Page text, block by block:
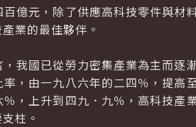
億元，除了供應高科技零件與材
業的最佳夥伴。
國已從勞力密集產業為主而逐
，由一九八六年的二四％，提高
，上升到四九．九％，高科技產
柱。